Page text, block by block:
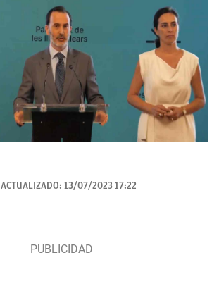
ACTUALIZADO: 13/07/2023 17:22